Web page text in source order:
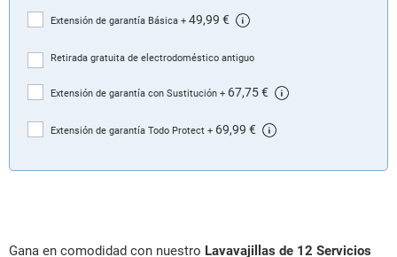
Extensión de garantía Básica + 49,99 €
Retirada gratuita de electrodoméstico antiguo
Extensión de garantía con Sustitución + 67,75 €
Extensión de garantía Todo Protect + 69,99 €
Gana en comodidad con nuestro Lavavajillas de 12 Servicios